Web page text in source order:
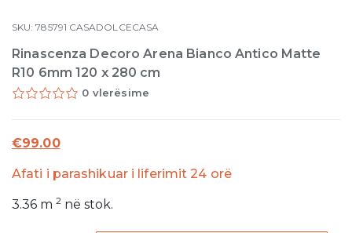
SKU:785791 CASADOLCECASA
Rinascenza Decoro Arena Bianco Antico Matte
R10 6mm 120 x 280 cm
0 vlerësime
€99.00
Afati i parashikuar i liferimit 24 orë
3.36 m2 në stok.